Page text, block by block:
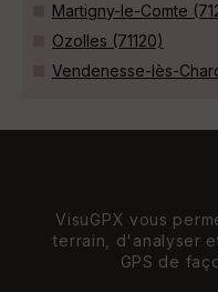
Martigny-le-Comte
Ozolles (71120)
Vendenesse-lès-
VisuGPX vous
terrain, d'analyser
GPS de